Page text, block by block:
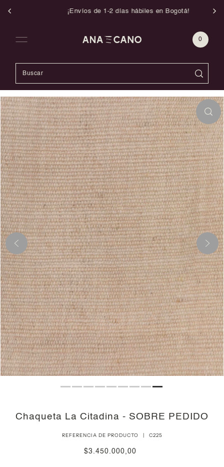
Ir directamente al contenido¡Envíos de 1-2 días hábiles en Bogotá!
0
Chaqueta La Citadina - SOBRE PEDIDO
REFERENCIA DE PRODUCTO | C225
$3.450.000,00